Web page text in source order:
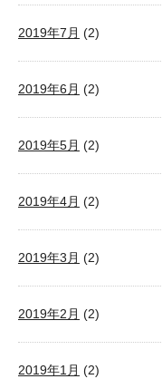
2019年7月 (2)
2019年6月 (2)
2019年5月 (2)
2019年4月 (2)
2019年3月 (2)
2019年2月 (2)
2019年1月 (2)